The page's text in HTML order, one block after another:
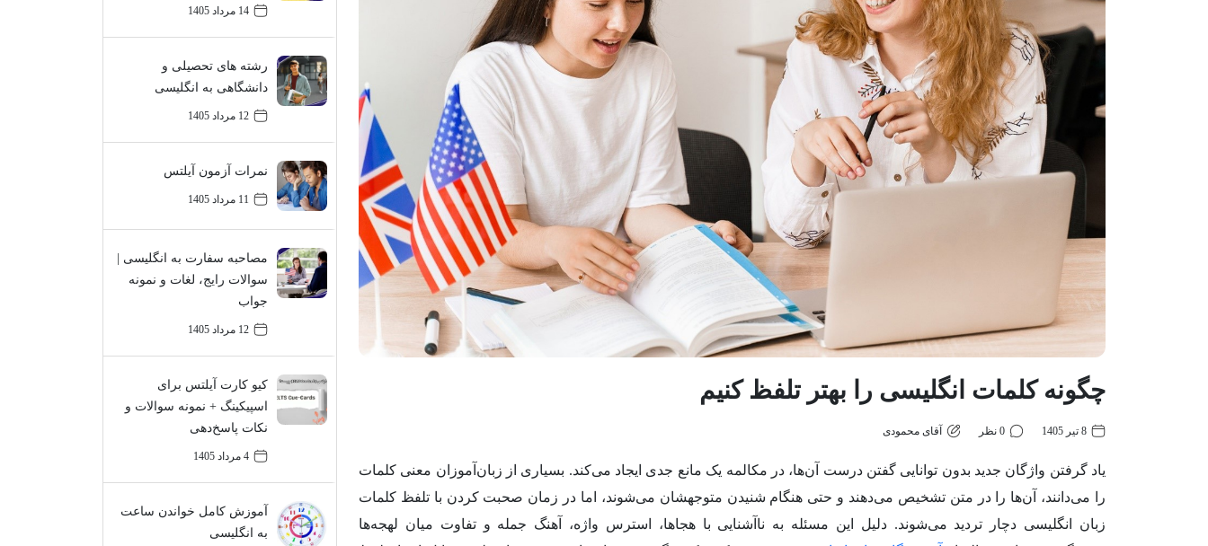
چگونه کلمات انگلیسی را بهتر تلفظ کنیم
8 تیر 1405 0 نظر آقای محمودی
یاد گرفتن واژگان جدید بدون توانایی گفتن درست آن‌ها، در مکالمه یک مانع جدی ایجاد می‌کند. بسیاری از زبان‌آموزان معنی کلمات
را می‌دانند، آن‌ها را در متن تشخیص می‌دهند و حتی هنگام شنیدن متوجهشان می‌شوند، اما در زمان صحبت کردن با تلفظ کلمات
زبان انگلیسی دچار تردید می‌شوند. دلیل این مسئله به ناآشنایی با هجاها، استرس واژه، آهنگ جمله و تفاوت میان لهجه‌ها
14 مرداد 1405
رشته های تحصیلی و
دانشگاهی به انگلیسی
12 مرداد 1405
نمرات آزمون آیلتس
11 مرداد 1405
مصاحبه سفارت به انگلیسی |
سوالات رایج، لغات و نمونه
جواب
12 مرداد 1405
کیو کارت آیلتس برای
اسپیکینگ + نمونه سوالات و
نکات پاسخ‌دهی
4 مرداد 1405
آموزش کامل خواندن ساعت
به انگلیسی